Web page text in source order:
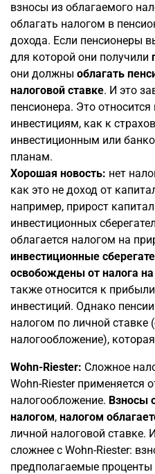
взносы из облагаемого
облагать налогом в
дохода. Если пенсионеры
для которой они получили
они должны облагать
налоговой ставке. И это
пенсионера. Это
инвестициям, как к
инвестиционным или
планам.
Хорошая новость: нет
как это не доход от
например, прирост
инвестиционных
облагается налогом на
инвестиционные
освобождены от налога на
также относится к
инвестиций. Однако
налогом по личной ставке
налогообложение),
Wohn-Riester: Сложное
Wohn-Riester применяется
налогообложение. Взносы
налогом, налогом
личной налоговой ставке.
сложнее с Wohn-Riester:
предполагаемые проценты